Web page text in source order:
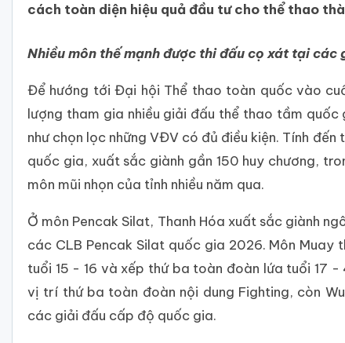
cách toàn diện hiệu quả đầu tư cho thể thao
Nhiều môn thế mạnh được thi đấu cọ xát tại các
Để hướng tới Đại hội Thể thao toàn quốc vào
lượng tham gia nhiều giải đấu thể thao tầm
như chọn lọc những VĐV có đủ điều kiện. Tính
quốc gia, xuất sắc giành gần 150 huy chương,
môn mũi nhọn của tỉnh nhiều năm qua.
Ở môn Pencak Silat, Thanh Hóa xuất sắc giành
các CLB Pencak Silat quốc gia 2026. Môn
tuổi 15 - 16 và xếp thứ ba toàn đoàn lứa tuổi 17
vị trí thứ ba toàn đoàn nội dung Fighting, còn
các giải đấu cấp độ quốc gia.